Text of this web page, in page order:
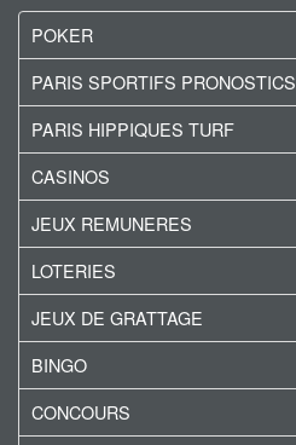
POKER
PARIS SPORTIFS PRONOSTICS
PARIS HIPPIQUES TURF
CASINOS
JEUX REMUNERES
LOTERIES
JEUX DE GRATTAGE
BINGO
CONCOURS